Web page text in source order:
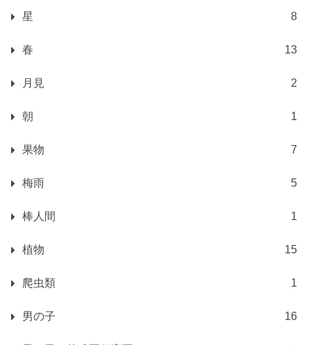
星 8
春 13
月見 2
朝 1
果物 7
梅雨 5
棒人間 1
植物 15
爬虫類 1
男の子 16